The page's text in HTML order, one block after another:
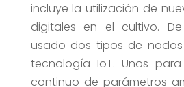
incluye la utilización de
digitales en el cultivo.
usado dos tipos de
tecnología IoT. Unos
continuo de parámetros